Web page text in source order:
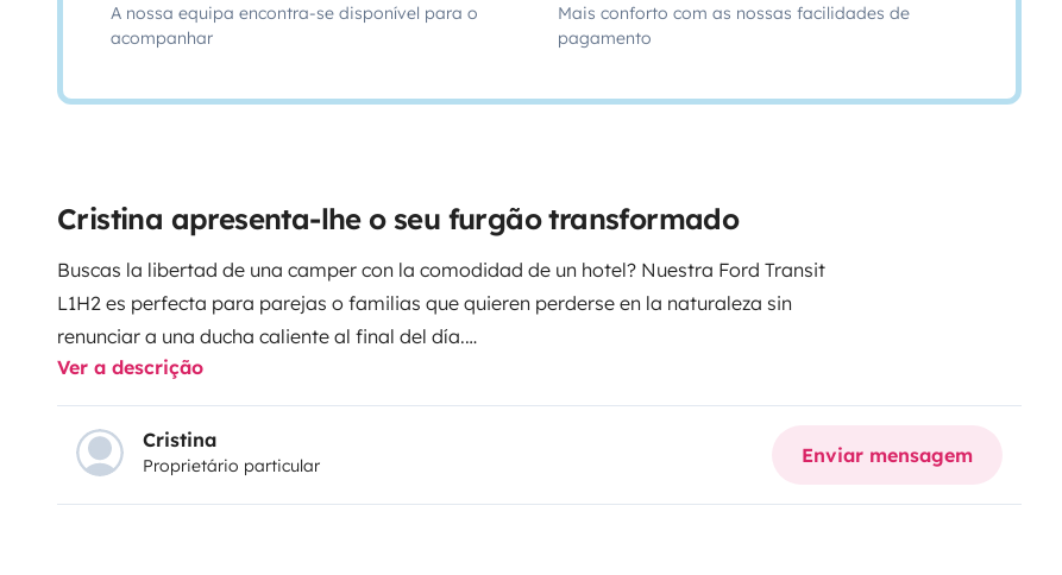
A nossa equipa encontra-se disponível para o
acompanhar
Mais conforto com as nossas facilidades de
pagamento
Cristina apresenta-lhe o seu furgão transformado
Buscas la libertad de una camper con la comodidad de un hotel? Nuestra Ford Transit
L1H2 es perfecta para parejas o familias que quieren perderse en la naturaleza sin
renunciar a una ducha caliente al final del día.
Lo mejor de nuestra furgo:
• Baño Independiente: Ducha interior con agua caliente y WC (Baño seco). ¡Máxima
higiene y comodidad!
• Cocina de Chef: Nevera de compresor (enfría siempre), camping gas con la
comodidad de cocinar, menaje no incluido. Si se desea es bajo petición.
Ver a descrição
Cristina
Proprietário particular Enviar mensagem